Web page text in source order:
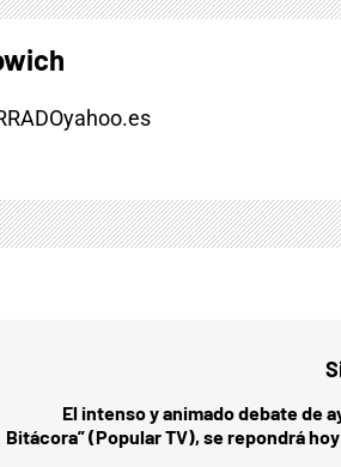
El intenso y animado debate de
Bitácora” (Popular TV), se repondrá hoy